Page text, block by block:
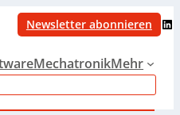
Newsletter abonnieren LinkedIn
MechatronikMehr